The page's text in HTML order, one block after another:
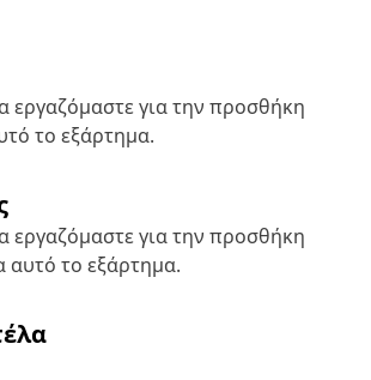
εργαζόμαστε για την προσθήκη
το εξάρτημα.
εργαζόμαστε για την προσθήκη
αυτό το εξάρτημα.